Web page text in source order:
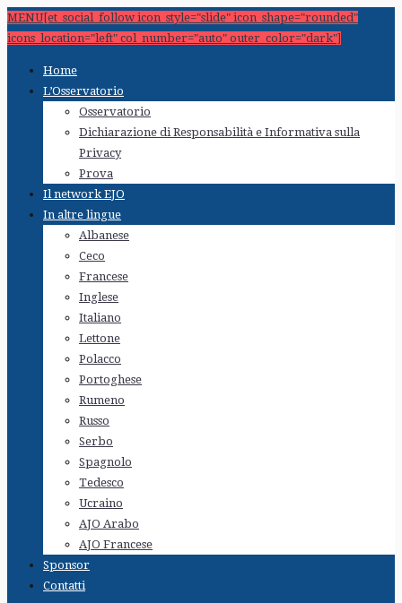
MENU[et_social_follow icon_style="slide" icon_shape="rounded"
icons_location="left" col_number="auto" outer_color="dark"]
Home
L’Osservatorio
Osservatorio
Dichiarazione di Responsabilità e Informativa sulla
Privacy
Prova
Il network EJO
In altre lingue
Albanese
Ceco
Francese
Inglese
Italiano
Lettone
Polacco
Portoghese
Rumeno
Russo
Serbo
Spagnolo
Tedesco
Ucraino
AJO Arabo
AJO Francese
Sponsor
Contatti